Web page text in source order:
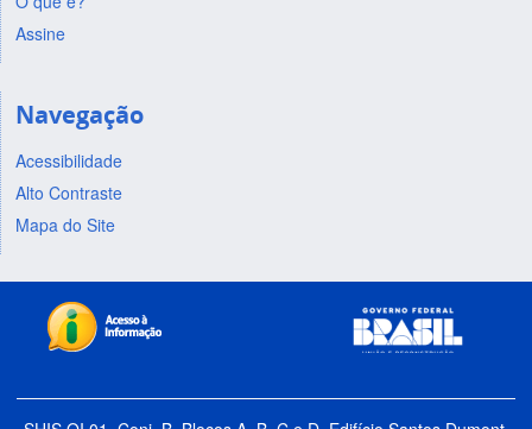
Assine
Navegação
Acessibilidade
Alto Contraste
Mapa do Site